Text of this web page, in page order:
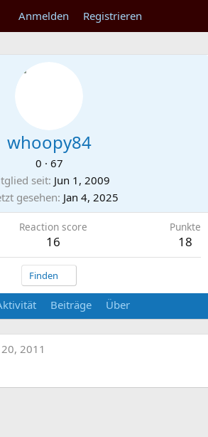
Anmelden Registrieren
whoopy84
0 · 67
seit Jun 1, 2009
gesehen Jan 4, 2025
Reaction score
16
Punkte
18
Finden
Beiträge Über
2011